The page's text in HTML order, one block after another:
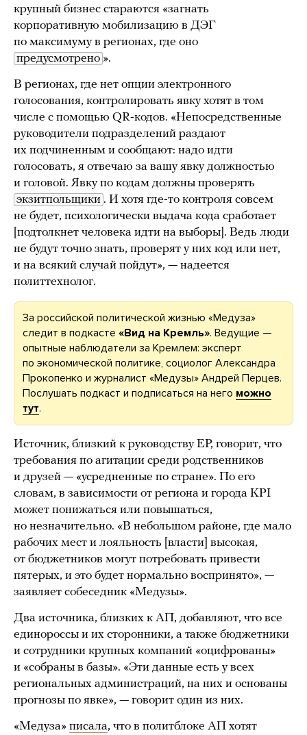
крупный бизнес стараются «загнать
корпоративную мобилизацию в ДЭГ
по максимуму в регионах, где оно
предусмотрено ».
В регионах, где нет опции электронного
голосования, контролировать явку хотят в том
числе с помощью QR-кодов. «Непосредственные
руководители подразделений раздают
их подчиненным и сообщают: надо идти
голосовать, я отвечаю за вашу явку должностью
и головой. Явку по кодам должны проверять
экзитпольщики . И хотя где-то контроля совсем
не будет, психологически выдача кода сработает
[подтолкнет человека идти на выборы]. Ведь люди
не будут точно знать, проверят у них код или нет,
и на всякий случай пойдут», — надеется
политтехнолог.
За российской политической жизнью «Медуза»
следит в подкасте «Вид на Кремль». Ведущие —
опытные наблюдатели за Кремлем: эксперт
по экономической политике, социолог Александра
Прокопенко и журналист «Медузы» Андрей Перцев.
Послушать подкаст и подписаться на него можно
тут.
Источник, близкий к руководству ЕР, говорит, что
требования по агитации среди родственников
и друзей — «усредненные по стране». По его
словам, в зависимости от региона и города KPI
может понижаться или повышаться,
но незначительно. «В небольшом районе, где мало
рабочих мест и лояльность [власти] высокая,
от бюджетников могут потребовать привести
пятерых, и это будет нормально воспринято», —
заявляет собеседник «Медузы».
Два источника, близких к АП, добавляют, что все
единороссы и их сторонники, а также бюджетники
и сотрудники крупных компаний «оцифрованы»
и «собраны в базы». «Эти данные есть у всех
региональных администраций, на них и основаны
прогнозы по явке», — говорит один из них.
«Медуза» писала, что в политблоке АП хотят